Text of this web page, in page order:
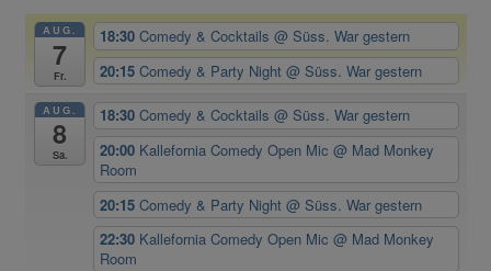
AUG.
7
Fr.
18:30Comedy & Cocktails@ Süss. War gestern
20:15Comedy & Party Night@ Süss. War gestern
AUG.
8
Sa.
18:30Comedy & Cocktails@ Süss. War gestern
20:00 Kallefornia Comedy Open Mic@ Mad Monkey
Room
20:15Comedy & Party Night@ Süss. War gestern
22:30 Kallefornia Comedy Open Mic@ Mad Monkey
Room